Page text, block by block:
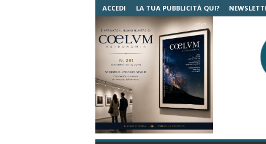
ACCEDI LA TUA PUBBLICITÀ QUI?
C